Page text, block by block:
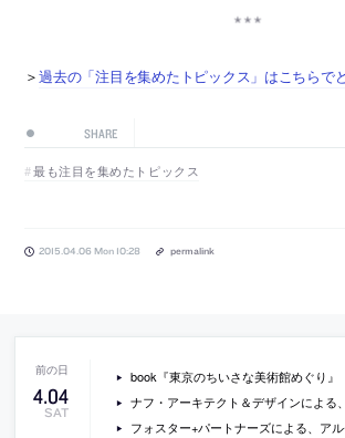
＞過去の「注目を集めたトピックス」はこちらで
SHARE
最も注目を集めたトピックス
2015.04.06 Mon 10:28 permalink
4.04
SAT
book『東京のちいさな美術館めぐり』
ナフ・アーキテクト＆デザインによる、八王子の、敷地内の二件の住宅がアーチ状の通路
フォスター+パートナーズによる、アルゼンチン・ブエノス